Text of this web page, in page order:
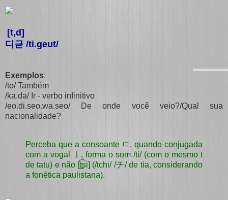
[t,d]
디귿 /ti.geut/
Exemplos:
/to/ Também
/ka.da/ Ir - verbo infinitivo
/eo.di.seo.wa.seo/ De onde você veio?/Qual sua
nacionalidade?
Perceba que a consoante ㄷ, quando conjugada
com a vogal ㅣ, forma o som /ti/ (com o mesmo t
de tatu) e não [ʈ͡ʂi] (/tchi/ /チ/ de tia, considerando
a fonética paulistana).